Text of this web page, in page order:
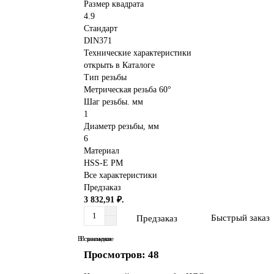
Размер квадрата
4.9
Стандарт
DIN371
Технические характеристики
открыть в Каталоге
Тип резьбы
Метрическая резьба 60°
Шаг резьбы. мм
1
Диаметр резьбы, мм
6
Материал
HSS-E PM
Все характеристики
Предзаказ
3 832,91 ₽.
Предзаказ Быстрый заказ
В закладки
В сравнение
Просмотров: 48